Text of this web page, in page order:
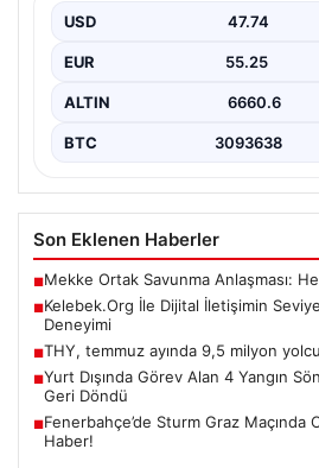
kurması kritik bir hassasiyet
USD 47.74
EUR 55.25
ALTIN 6660.6
BTC 3093638
Son Eklenen Haberler
■Mekke Ortak Savunma Anlaşması:
■Kelebek.Org İle Dijital İletişimin
Deneyimi
■THY, temmuz ayında 9,5 milyon yolcu
■Yurt Dışında Görev Alan 4 Yangın
Geri Döndü
■Fenerbahçe’de Sturm Graz Maçında
Haber!